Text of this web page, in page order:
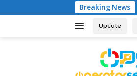
ke
Breaking News
Update